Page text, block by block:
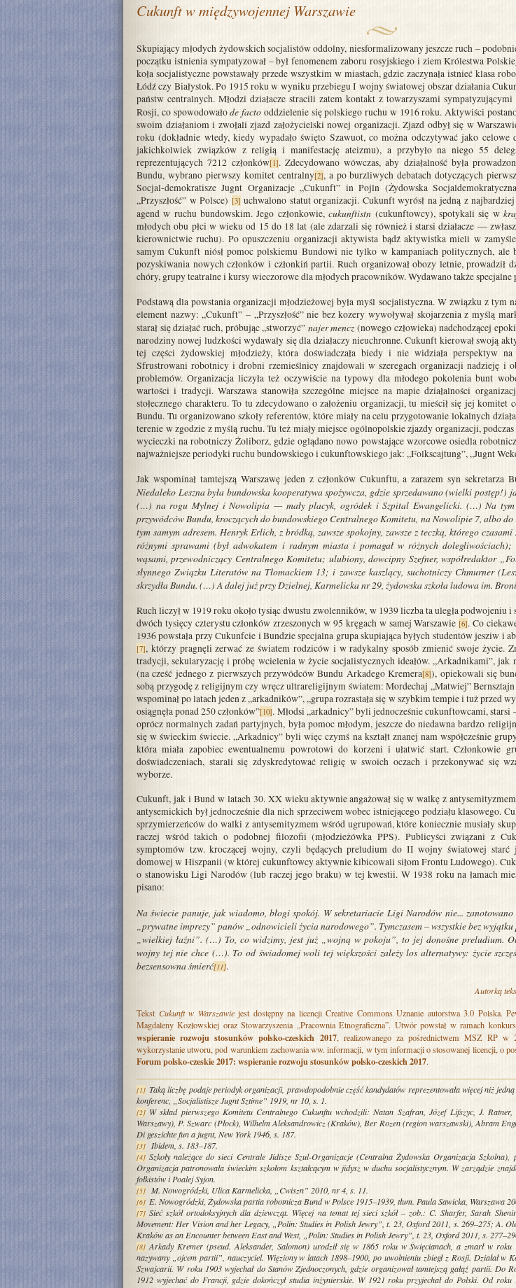
Cukunft w międzywojennej Warszawie
Skupiający młodych żydowskich socjalistów oddolny, niesformalizowany jeszcze ruch –
początku istnienia sympatyzował – był fenomenem zaboru rosyjskiego i ziem Królestwa
koła socjalistyczne powstawały przede wszystkim w miastach, gdzie zaczynała istnieć klasa
Łódź czy Białystok. Po 1915 roku w wyniku przebiegu I wojny światowej obszar działania
państw centralnych. Młodzi działacze stracili zatem kontakt z towarzyszami
Rosji, co spowodowałode facto oddzielenie się polskiego ruchu w 1916 roku. Aktywiści
swoim działaniom i zwołali zjazd założycielski nowej organizacji. Zjazd odbył się w
roku (dokładnie wtedy, kiedy wypadało święto Szawuot, co można odczytywać jako celowe
jakichkolwiek związków z religią i manifestację ateizmu), a przybyło na niego 55
reprezentujących 7212 członków[1]. Zdecydowano wówczas, aby działalność była
Bundu, wybrano pierwszy komitet centralny[2], a po burzliwych debatach dotyczących
Socjal-demokratisze Jugnt Organizacje „Cukunft” in Pojln (Żydowska
„Przyszłość” w Polsce) [3] uchwalono statut organizacji. Cukunft wyrósł na jedną z
agend w ruchu bundowskim. Jego członkowie,cukunftistn (cukunftowcy), spotykali się w
młodych obu płci w wieku od 15 do 18 lat (ale zdarzali się również i starsi działacze —
kierownictwie ruchu). Po opuszczeniu organizacji aktywista bądź aktywistka mieli w
samym Cukunft niósł pomoc polskiemu Bundowi nie tylko w kampaniach politycznych, ale
pozyskiwania nowych członków i członkiń partii. Ruch organizował obozy letnie, prowadził
chóry, grupy teatralne i kursy wieczorowe dla młodych pracowników. Wydawano także
Podstawą dla powstania organizacji młodzieżowej była myśl socjalistyczna. W związku z tym
element nazwy: „Cukunft” – „Przyszłość” nie bez kozery wywoływał skojarzenia z myślą
starał się działać ruch, próbując „stworzyć” najer mencz (nowego człowieka) nadchodzącej
narodziny nowej ludzkości wydawały się dla działaczy nieuchronne. Cukunft kierował swoją
tej części żydowskiej młodzieży, która doświadczała biedy i nie widziała perspektyw
Sfrustrowani robotnicy i drobni rzemieślnicy znajdowali w szeregach organizacji nadzieję i
problemów. Organizacja liczyła też oczywiście na typowy dla młodego pokolenia bunt
wartości i tradycji. Warszawa stanowiła szczególne miejsce na mapie działalności
stołecznego charakteru. To tu zdecydowano o założeniu organizacji, tu mieścił się jej
Bundu. Tu organizowano szkoły referentów, które miały na celu przygotowanie lokalnych
terenie w zgodzie z myślą ruchu. Tu też miały miejsce ogólnopolskie zjazdy organizacji,
wycieczki na robotniczy Żoliborz, gdzie oglądano nowo powstające wzorcowe osiedla
najważniejsze periodyki ruchu bundowskiego i cukunftowskiego jak: „Folkscajtung”, „Jugnt
Jak wspominał tamtejszą Warszawę jeden z członków Cukunftu, a zarazem syn sekretarza
Niedaleko Leszna była bundowska kooperatywa spożywcza, gdzie sprzedawano (wielki postęp!)
(…) na rogu Mylnej i Nowolipia — mały placyk, ogródek i Szpital Ewangelicki. (…) Na tym
przywódców Bundu, kroczących do bundowskiego Centralnego Komitetu, na Nowolipie 7, albo
tym samym adresem. Henryk Erlich, z bródką, zawsze spokojny, zawsze z teczką, którego
różnymi sprawami (był adwokatem i radnym miasta i pomagał w różnych
wąsami, przewodniczący Centralnego Komitetu; ulubiony, dowcipny Szefner, współredaktor
słynnego Związku Literatów na Tłomackiem 13; i zawsze kaszlący, suchotniczy Chmurner
skrzydła Bundu. (…) A dalej już przy Dzielnej, Karmelicka nr 29, żydowska szkoła ludowa im.
Ruch liczył w 1919 roku około tysiąc dwustu zwolenników, w 1939 liczba ta uległa podwojeniu i
dwóch tysięcy czterystu członków zrzeszonych w 95 kręgach w samej Warszawie [6]. Co
1936 powstała przy Cukunfcie i Bundzie specjalna grupa skupiająca byłych studentów jesziw i
[7], którzy pragnęli zerwać ze światem rodziców i w radykalny sposób zmienić swoje życie.
tradycji, sekularyzację i próbę wcielenia w życie socjalistycznych ideałów. „Arkadnikami”, jak
(na cześć jednego z pierwszych przywódców Bundu Arkadego Kremera[8]), opiekowali się
sobą przygodę z religijnym czy wręcz ultrareligijnym światem: Mordechaj „Matwiej”
wspominał po latach jeden z „arkadników”, „grupa rozrastała się w szybkim tempie i tuż przed
osiągnęła ponad 250 członków”[10]. Młodsi „arkadnicy” byli jednocześnie cukunftowcami, starsi
oprócz normalnych zadań partyjnych, była pomoc młodym, jeszcze do niedawna bardzo
się w świeckim świecie. „Arkadnicy” byli więc czymś na kształt znanej nam współcześnie
która miała zapobiec ewentualnemu powrotowi do korzeni i ułatwić start. Członkowie
doświadczeniach, starali się zdyskredytować religię w swoich oczach i przekonywać się
wyborze.
Cukunft, jak i Bund w latach 30. XX wieku aktywnie angażował się w walkę z
antysemickich był jednocześnie dla nich sprzeciwem wobec istniejącego podziału klasowego.
sprzymierzeńców do walki z antysemityzmem wśród ugrupowań, które koniecznie musiały
raczej wśród takich o podobnej filozofii (młodzieżówka PPS). Publicyści związani z
symptomów tzw. kroczącej wojny, czyli będących preludium do II wojny światowej starć
domowej w Hiszpanii (w której cukunftowcy aktywnie kibicowali siłom Frontu Ludowego).
o stanowisku Ligi Narodów (lub raczej jego braku) w tej kwestii. W 1938 roku na łamach
pisano:
Na świecie panuje, jak wiadomo, błogi spokój. W sekretariacie Ligi Narodów nie...
„prywatne imprezy” panów „odnowicieli życia narodowego”. Tymczasem – wszystkie bez
„wielkiej łaźni”. (…) To, co widzimy, jest już „wojną w pokoju”, to jej donośne preludium.
wojny tej nie chce (…). To od świadomej woli tej większości zależy los alternatywy: życie
bezsensowna śmierć[11].
Autorką
Tekst Cukunft w Warszawiejest dostępny na licencji Creative Commons Uznanie autorstwa 3.0 Polska.
Magdaleny Kozłowskiej oraz Stowarzyszenia „Pracownia Etnograficzna”. Utwór powstał w ramach
wspieranie rozwoju stosunków polsko-czeskich 2017, realizowanego za pośrednictwem MSZ RP w
wykorzystanie utworu, pod warunkiem zachowania ww. informacji, w tym informacji o stosowanej licencji, o
Forum polsko-czeskie 2017: wspieranie rozwoju stosunków polsko-czeskich 2017.
[1] Taką liczbę podaje periodyk organizacji, prawdopodobnie część kandydatów reprezentowała więcej niż
konferenc, „Socjalistisze Jugnt Sztime” 1919, nr 10, s. 1.
[2] W skład pierwszego Komitetu Centralnego Cukunftu wchodzili: Natan Szafran, Józef Lifszyc, J.
Warszawy), P. Szwarc (Płock), Wilhelm Aleksandrowicz (Kraków), Ber Rozen (region warszawski), Abram
Di geszichte fun a jugnt, New York 1946, s. 187.
[3] Ibidem, s. 183–187.
[4] Szkoły należące do sieci Centrale Jidisze Szul-Organizacje (Centralna Żydowska Organizacja Szkolna),
Organizacja patronowała świeckim szkołom kształcącym w jidysz w duchu socjalistycznym. W zarządzie
fołkistów i Poalej Syjon.
[5] M. Nowogródzki, Ulica Karmelicka, „Cwiszn” 2010, nr 4, s. 11.
[6] E. Nowogródzki, Żydowska partia robotnicza Bund w Polsce 1915–1939, tłum. Paula Sawicka, Warszawa
[7] Sieć szkół ortodoksyjnych dla dziewcząt. Więcej na temat tej sieci szkół – zob.: C. Sharfer, Sarah
Movement: Her Vision and her Legacy, „Polin: Studies in Polish Jewry”, t. 23, Oxford 2011, s. 269–275; A.
Kraków as an Encounter between East and West, „Polin: Studies in Polish Jewry”, t. 23, Oxford 2011, s.
[8] Arkady Kremer (pseud. Aleksander, Salomon) urodził się w 1865 roku w Święcianach, a zmarł w
nazywany „ojcem partii”, nauczyciel. Więziony w latach 1898–1900, po uwolnieniu zbiegł z Rosji. Działał w
Szwajcarii. W roku 1903 wyjechał do Stanów Zjednoczonych, gdzie organizował tamtejszą gałąź partii. Do
1912 wyjechać do Francji, gdzie dokończył studia inżynierskie. W 1921 roku przyjechał do Polski. Od roku